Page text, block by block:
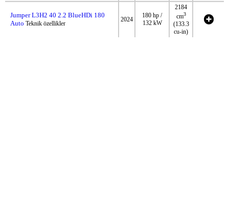
Jumper L3H2 40 2.2 BlueHDi 180
Auto Teknik özellikler
2024
180 hp /
132 kW
2184
cm3
(133.3
cu-in)